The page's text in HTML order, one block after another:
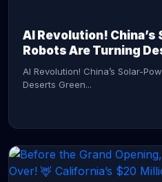
AI Revolution! China’s
Robots Are Turning
AI Revolution! China’s Solar-
Deserts Green...